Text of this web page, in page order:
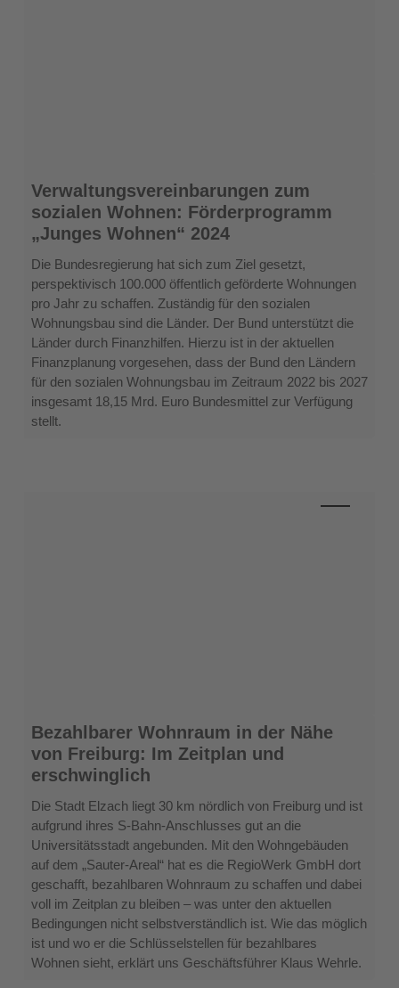
Verwaltungsvereinbarungen
zum
sozialen
Wohnen:
Förderprogramm
Wohnen“
2024
Verwaltungsvereinbarungen zum
sozialen Wohnen: Förderprogramm
„Junges Wohnen“ 2024
Die Bundesregierung hat sich zum Ziel gesetzt,
perspektivisch 100.000 öffentlich geförderte Wohnungen
pro Jahr zu schaffen. Zuständig für den sozialen
Wohnungsbau sind die Länder. Der Bund unterstützt die
Länder durch Finanzhilfen. Hierzu ist in der aktuellen
Finanzplanung vorgesehen, dass der Bund den Ländern
für den sozialen Wohnungsbau im Zeitraum 2022 bis 2027
insgesamt 18,15 Mrd. Euro Bundesmittel zur Verfügung
stellt.
Bezahlbarer
Wohnraum
der
Nähe
Freiburg:
Im
Zeitplan
und
erschwinglich
Bezahlbarer Wohnraum in der Nähe
von Freiburg: Im Zeitplan und
erschwinglich
Die Stadt Elzach liegt 30 km nördlich von Freiburg und ist
aufgrund ihres S-Bahn-Anschlusses gut an die
Universitätsstadt angebunden. Mit den Wohngebäuden
auf dem „Sauter-Areal“ hat es die RegioWerk GmbH dort
geschafft, bezahlbaren Wohnraum zu schaffen und dabei
voll im Zeitplan zu bleiben – was unter den aktuellen
Bedingungen nicht selbstverständlich ist. Wie das möglich
ist und wo er die Schlüsselstellen für bezahlbares
Wohnen sieht, erklärt uns Geschäftsführer Klaus Wehrle.